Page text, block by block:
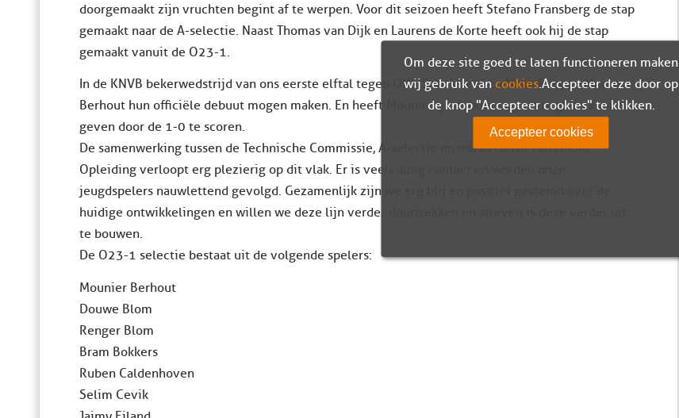
doorgemaakt zijn vruchten begint af te werpen. Voor dit seizoen heeft Stefano Fransberg de stap
gemaakt naar de A-selectie. Naast Thomas van Dijk en Laurens de Korte heeft ook hij de stap
gemaakt vanuit de O23-1.
In de KNVB bekerwedstrijd van ons eerste elftal tegen ONS Sneek hebben Noah Plug en Mounir
Berhout hun officiële debuut mogen maken. En heeft Mounir zijn debuut nog extra glans kunnen
geven door de 1-0 te scoren.
De samenwerking tussen de Technische Commissie, A-selectie en mij in de rol van Hoofd
Opleiding verloopt erg plezierig op dit vlak. Er is veelvuldig contact en worden onze
jeugdspelers nauwlettend gevolgd. Gezamenlijk zijn we erg blij en positief gestemd over de
huidige ontwikkelingen en willen we deze lijn verder doortrekken en streven is deze verder uit
te bouwen.
De O23-1 selectie bestaat uit de volgende spelers:
Mounier Berhout
Douwe Blom
Renger Blom
Bram Bokkers
Ruben Caldenhoven
Selim Cevik
Om deze site goed te laten functioneren maken
wij gebruik van cookies. Accepteer deze door op
de knop "Accepteer cookies" te klikken.
Accepteer cookies